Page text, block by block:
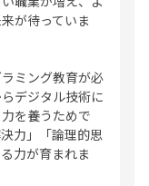
が待っていま
ミング教育が必
デジタル技術に
を養うためで
力」「論理的思
力が育まれま